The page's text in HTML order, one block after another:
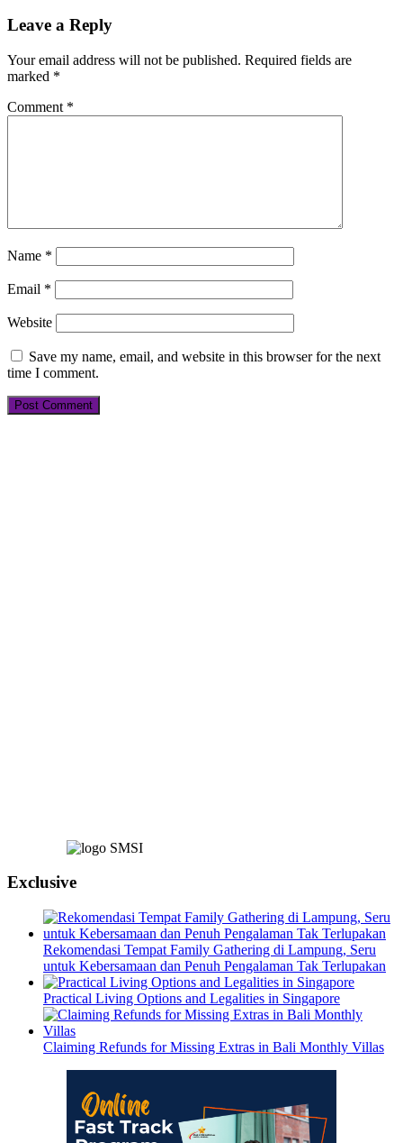
Leave a Reply
Your email address will not be published. Required fields are
marked *
Comment *
Name *
Email *
Website
Save my name, email, and website in this browser for the next
time I comment.
Exclusive
Rekomendasi Tempat Family Gathering di Lampung, Seru
untuk Kebersamaan dan Penuh Pengalaman Tak Terlupakan
Practical Living Options and Legalities in Singapore
Claiming Refunds for Missing Extras in Bali Monthly Villas